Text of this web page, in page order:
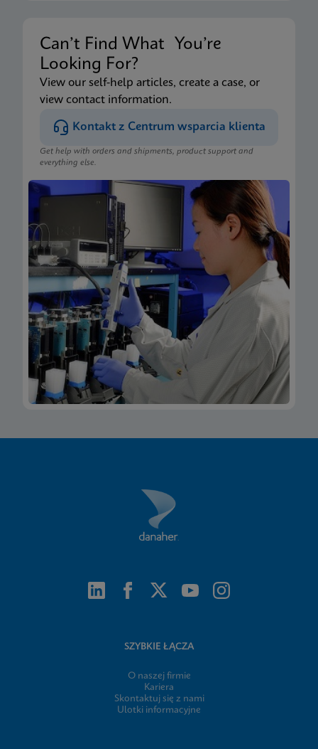
Can’t Find What You’re
Looking For?
View our self-help articles, create a case, or
view contact information.
Kontakt z Centrum wsparcia klienta
Get help with orders and shipments, product support and
everything else.
SZYBKIE ŁĄCZA
O naszej firmie
Kariera
Skontaktuj się z nami
Ulotki informacyjne